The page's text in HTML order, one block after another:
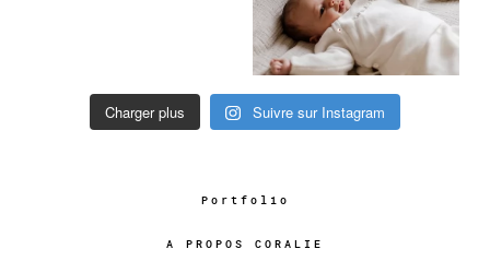
Charger plus Suivre sur Instagram
Portfolio
A PROPOS CORALIE